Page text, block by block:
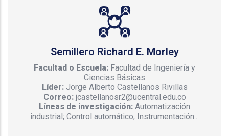
Semillero Richard E. Morley
Facultad o Escuela: Facultad de Ingeniería y
Ciencias Básicas
Líder:Jorge Alberto Castellanos Rivillas
Correo:jcastellanosr2@ucentral.edu.co
Líneas de investigación: Automatización
industrial; Control automático; Instrumentación..